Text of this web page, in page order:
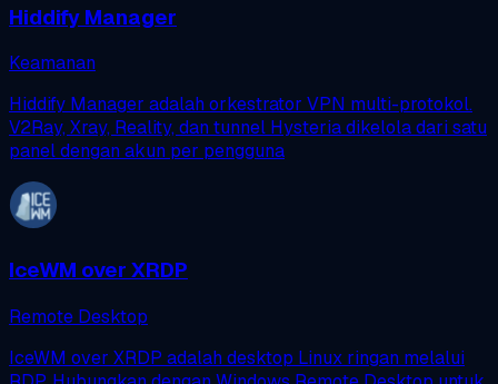
Hiddify Manager
Keamanan
Hiddify Manager adalah orkestrator VPN multi-protokol.
V2Ray, Xray, Reality, dan tunnel Hysteria dikelola dari satu
panel dengan akun per pengguna
IceWM over XRDP
Remote Desktop
IceWM over XRDP adalah desktop Linux ringan melalui